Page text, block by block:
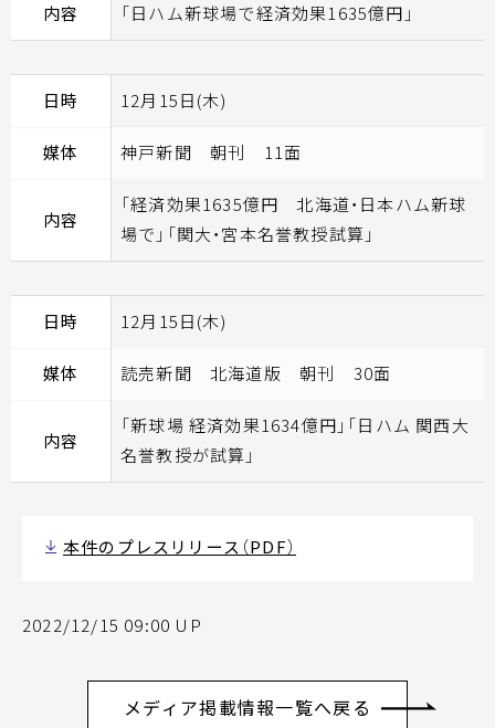
内容 「日ハム新球場で経済効果1635億円」
日時 12月15日(木)
媒体 神戸新聞 朝刊 11面
内容
「経済効果1635億円 北海道・日本ハム新球
場で」「関大・宮本名誉教授試算」
日時 12月15日(木)
媒体 読売新聞 北海道版 朝刊 30面
内容
「新球場 経済効果1634億円」「日ハム 関西大
名誉教授が試算」
本件のプレスリリース（PDF）
2022/12/15 09:00 UP
メディア掲載情報一覧へ戻る